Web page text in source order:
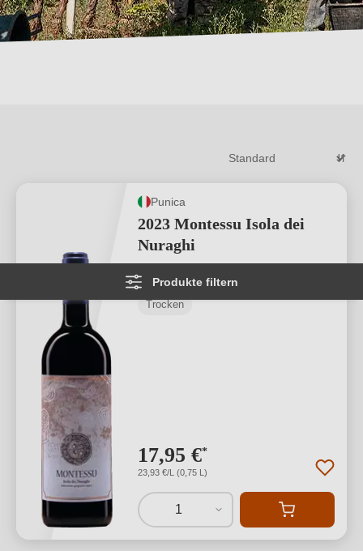
Produkte filtern
Punica
2023 Montessu Isola dei
Nuraghi
Carignano del Sulcis DOC
Trocken
17,95 €*
23,93 €/L (0,75 L)
1